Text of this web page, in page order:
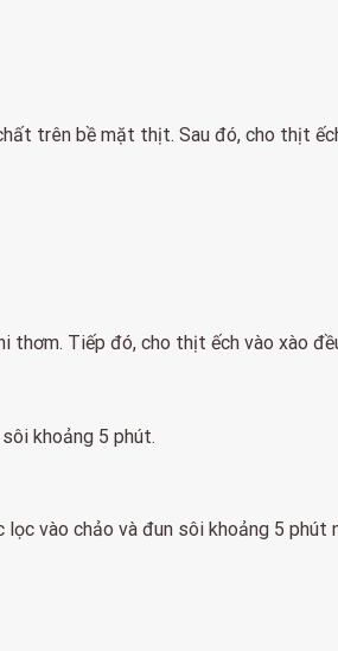
trên bề mặt thịt. Sau đó, cho thịt
thơm. Tiếp đó, cho thịt ếch vào xào
khoảng 5 phút.
vào chảo và đun sôi khoảng 5 phút